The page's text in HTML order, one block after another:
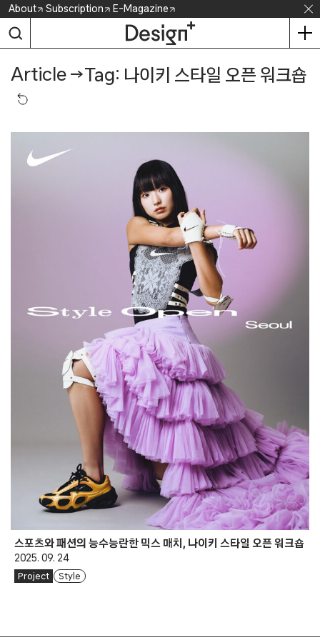
Skip
content
About Subscription E-Magazine
Article →Tag: 나이키 스타일 오픈 워크숍
스포츠와 패션의 능수능란한 믹스 매치, 나이키 스타일 오픈 워크숍
2025. 09. 24
Project Style